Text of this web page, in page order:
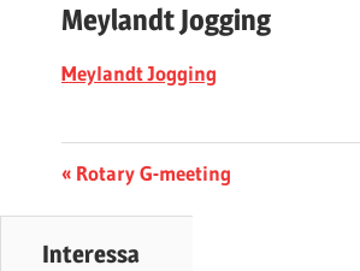
Meylandt Jogging
Meylandt Jogging
Berichtnavigatie
Previous
Rotary G-meeting
Interessa